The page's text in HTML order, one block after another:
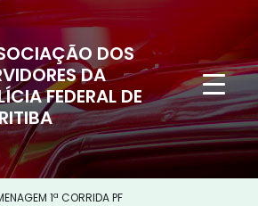
DOS
DA
FEDERAL DE
1ª CORRIDA PF